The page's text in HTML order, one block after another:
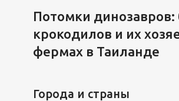
Потомки динозавров:
крокодилов и их
фермах в Таиланде
Города и страны